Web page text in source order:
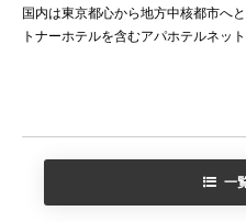
国内は東京都心から地方中核都市へ
トナーホテルを含むアパホテルネッ
一